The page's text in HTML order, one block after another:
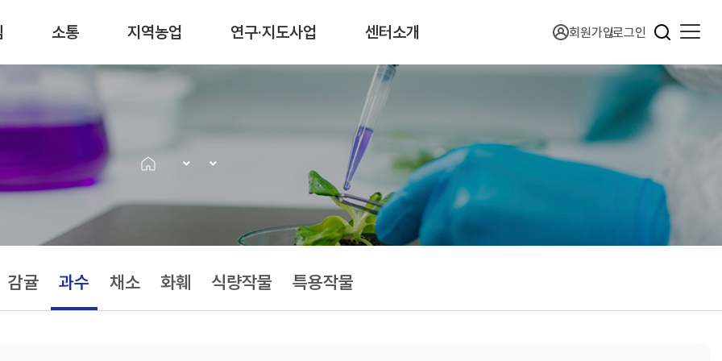
소통 지역농업 연구·지도사업 센터소개 회원가입로그인
감귤 과수 채소 화훼 식량작물 특용작물